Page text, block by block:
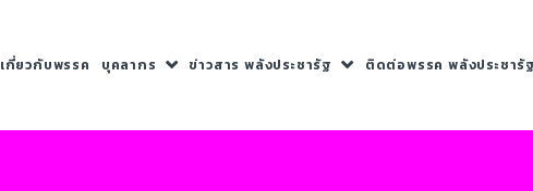
เกี่ยวกับพรรค บุคลากร ข่าวสาร พลังประชารัฐ ติดต่อพรรค พลังประชารัฐ